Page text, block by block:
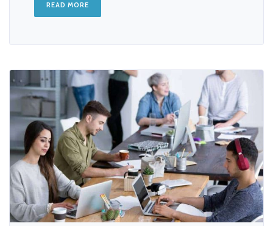
READ MORE